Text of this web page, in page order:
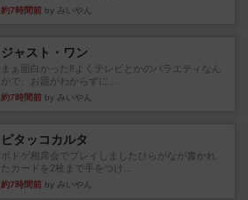
約7時間前 by みいやん
ジャスト・ワン
まぁ面白かった‼️よくテレビとかのバラエティなん
かで、お題がわからずに...
約7時間前 by みいやん
ピタッコカルタ
ボドゲ相席会でプレイしましたひらがなが書かれ
たカードを2枚まで手をつけ...
約7時間前 by みいやん